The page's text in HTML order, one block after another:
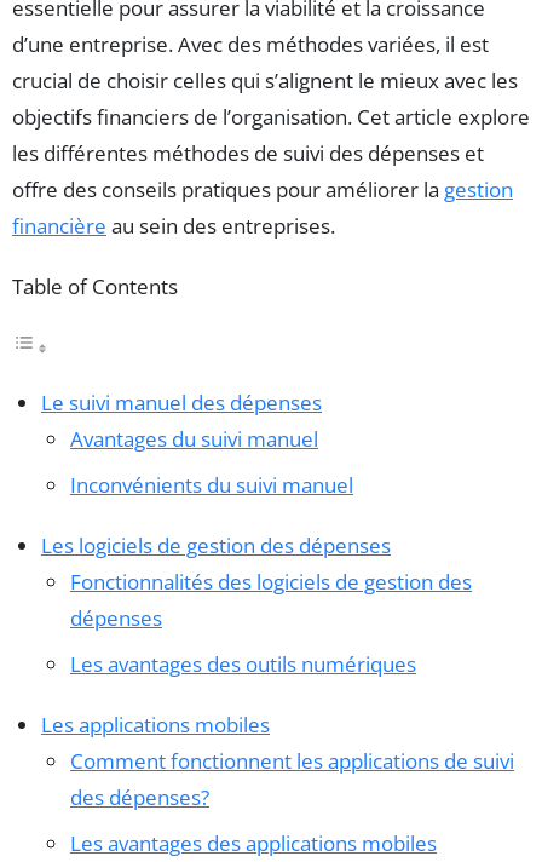
essentielle pour assurer la viabilité et la croissance
d’une entreprise. Avec des méthodes variées, il est
crucial de choisir celles qui s’alignent le mieux avec les
objectifs financiers de l’organisation. Cet article explore
les différentes méthodes de suivi des dépenses et
offre des conseils pratiques pour améliorer la gestion
financière au sein des entreprises.
Table of Contents
Le suivi manuel des dépenses
Avantages du suivi manuel
Inconvénients du suivi manuel
Les logiciels de gestion des dépenses
Fonctionnalités des logiciels de gestion des
dépenses
Les avantages des outils numériques
Les applications mobiles
Comment fonctionnent les applications de suivi
des dépenses?
Les avantages des applications mobiles